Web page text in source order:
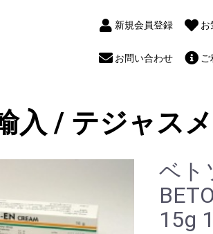
新規会員登録 お
お問い合わせ ご
入 / テジャス
ベト
15g